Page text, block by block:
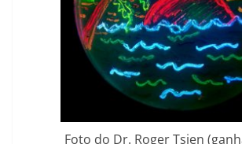
Foto do Dr. Roger Tsien